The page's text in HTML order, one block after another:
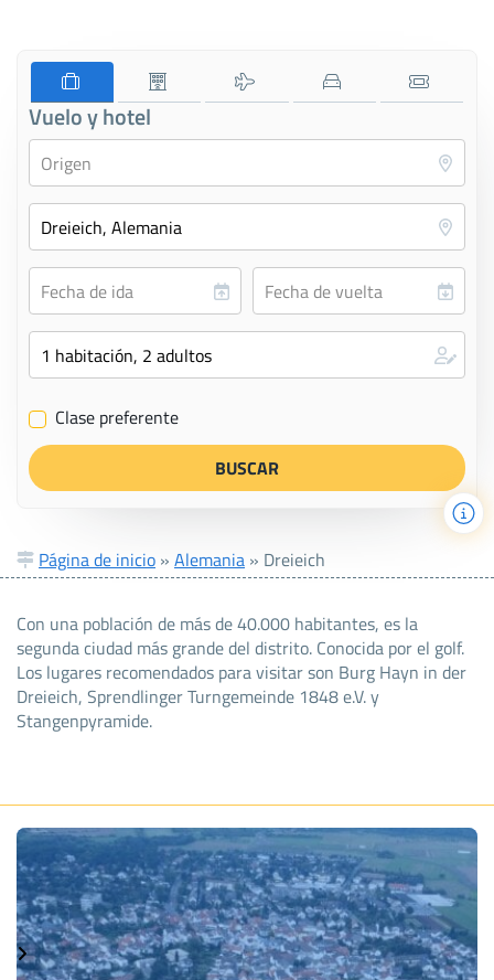
Vuelo y hotel
✔ Clase preferente
Página de inicio » Alemania » Dreieich
Con una población de más de 40.000 habitantes, es la
segunda ciudad más grande del distrito. Conocida por el golf.
Los lugares recomendados para visitar son Burg Hayn in der
Dreieich, Sprendlinger Turngemeinde 1848 e.V. y
Stangenpyramide.